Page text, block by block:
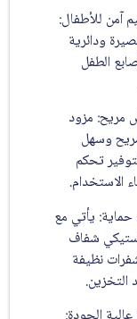
آمن للأطفال:
ودائرية
الطفل
مريح: مزود
وسهل
تحكم
الاستخدام.
يأتي مع
شفاف
نظيفة
التخزين.